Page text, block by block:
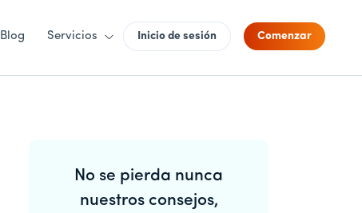
Blog Servicios Inicio de sesión Comenzar
lateral
No se pierda nunca
nuestros consejos,